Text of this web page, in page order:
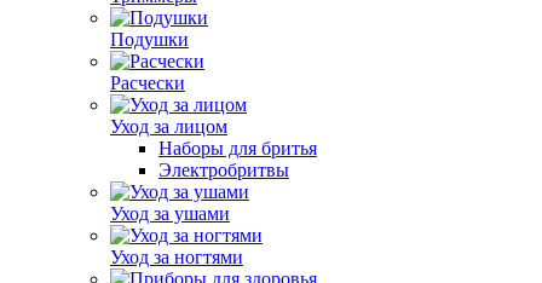
Подушки
Расчески
Уход за лицом
Наборы для бритья
Электробритвы
Уход за ушами
Уход за ногтями